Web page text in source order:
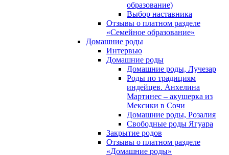
образование)
Выбор наставника
Отзывы о платном разделе
«Семейное образование»
Домашние роды
Интервью
Домашние роды
Домашние роды, Лучезар
Роды по традициям
индейцев. Анхелина
Мартинес – акушерка из
Мексики в Сочи
Домашние роды, Розалия
Свободные роды Ягуара
Закрытие родов
Отзывы о платном разделе
«Домашние роды»